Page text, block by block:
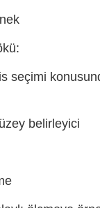
seçimi
belirleyici